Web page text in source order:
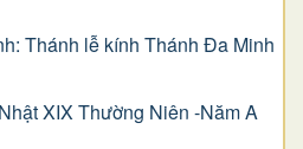
Thánh lễ kính Thánh Đa Minh
XIX Thường Niên -Năm A